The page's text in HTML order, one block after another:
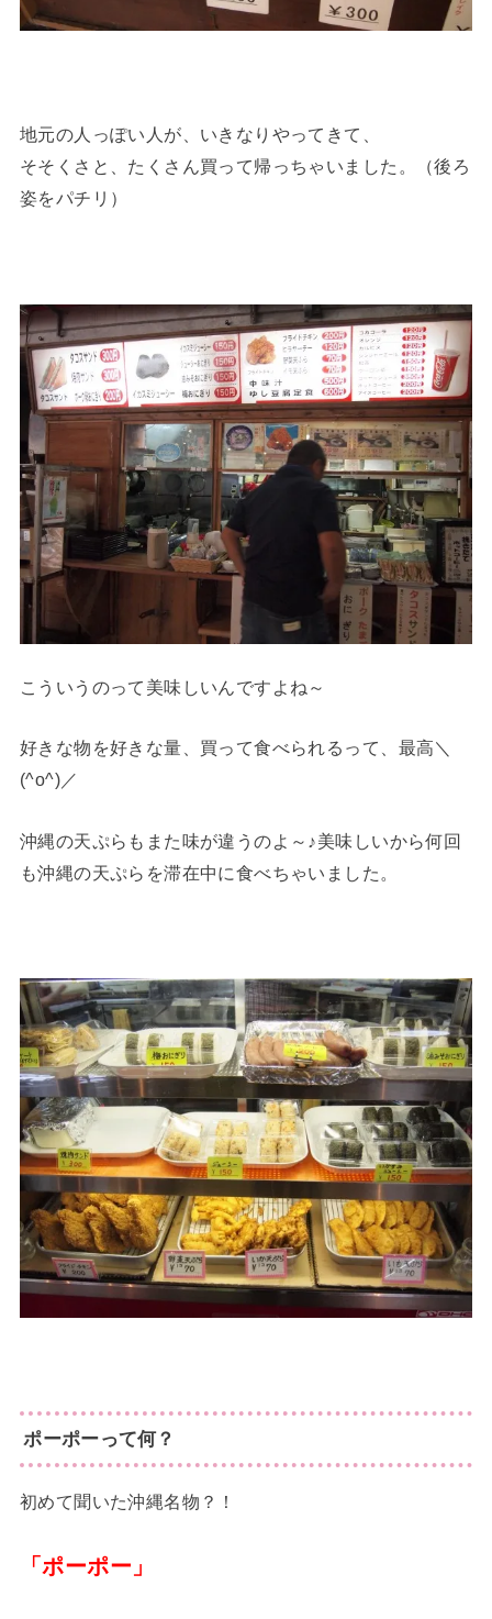
地元の人っぽい人が、いきなりやってきて、
そそくさと、たくさん買って帰っちゃいました。（後ろ
姿をパチリ）
こういうのって美味しいんですよね～
好きな物を好きな量、買って食べられるって、最高＼
(^o^)／
沖縄の天ぷらもまた味が違うのよ～♪美味しいから何回
も沖縄の天ぷらを滞在中に食べちゃいました。
ポーポーって何？
初めて聞いた沖縄名物？！
「ポーポー」